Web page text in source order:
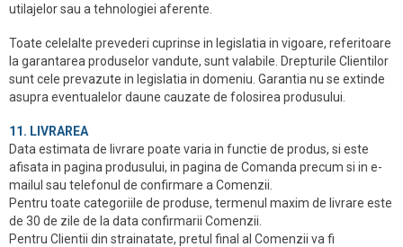
utilajelor sau a tehnologiei aferente.
Toate celelalte prevederi cuprinse in legislatia in vigoare, referitoare
la garantarea produselor vandute, sunt valabile. Drepturile Clientilor
sunt cele prevazute in legislatia in domeniu. Garantia nu se extinde
asupra eventualelor daune cauzate de folosirea produsului.
11. LIVRAREA
Data estimata de livrare poate varia in functie de produs, si este
afisata in pagina produsului, in pagina de Comanda precum si in e-
mailul sau telefonul de confirmare a Comenzii.
Pentru toate categoriile de produse, termenul maxim de livrare este
de 30 de zile de la data confirmarii Comenzii.
Pentru Clientii din strainatate, pretul final al Comenzii va fi